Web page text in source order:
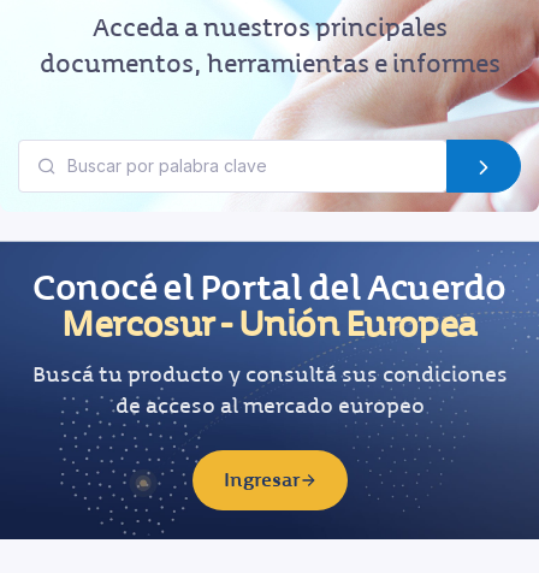
Acceda a nuestros principales
documentos, herramientas e informes
Conocé el Portal del Acuerdo
Mercosur - Unión Europea
Buscá tu producto y consultá sus condiciones
de acceso al mercado europeo
Ingresar